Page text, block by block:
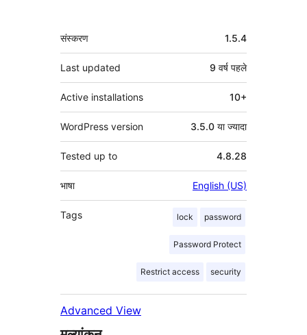
मेटा
संस्करण 1.5.4
Last updated 9 वर्ष पहले
Active installations 10+
WordPress version 3.5.0 या ज्यादा
Tested up to 4.8.28
भाषा English (US)
Tags lock password
Password Protect
Restrict access security
Advanced View